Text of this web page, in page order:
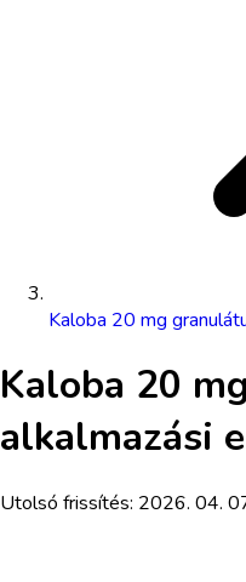
Kaloba 20 mg
Kaloba 20
alkalmazási
Utolsó frissítés: 2026. 04.